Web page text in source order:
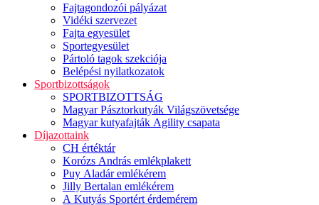
Fajtagondozói pályázat
Vidéki szervezet
Fajta egyesület
Sportegyesület
Pártoló tagok szekciója
Belépési nyilatkozatok
Sportbizottságok
SPORTBIZOTTSÁG
Magyar Pásztorkutyák Világszövetsége
Magyar kutyafajták Agility csapata
Díjazottaink
CH értéktár
Korózs András emlékplakett
Puy Aladár emlékérem
Jilly Bertalan emlékérem
A Kutyás Sportért érdemérem